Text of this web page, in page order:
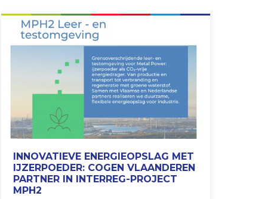
INNOVATIEVE ENERGIEOPSLAG MET
IJZERPOEDER: COGEN VLAANDEREN
PARTNER IN INTERREG-PROJECT
MPH2